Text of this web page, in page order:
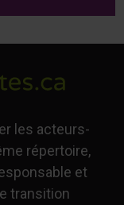
les acteurs-
répertoire,
et
transition